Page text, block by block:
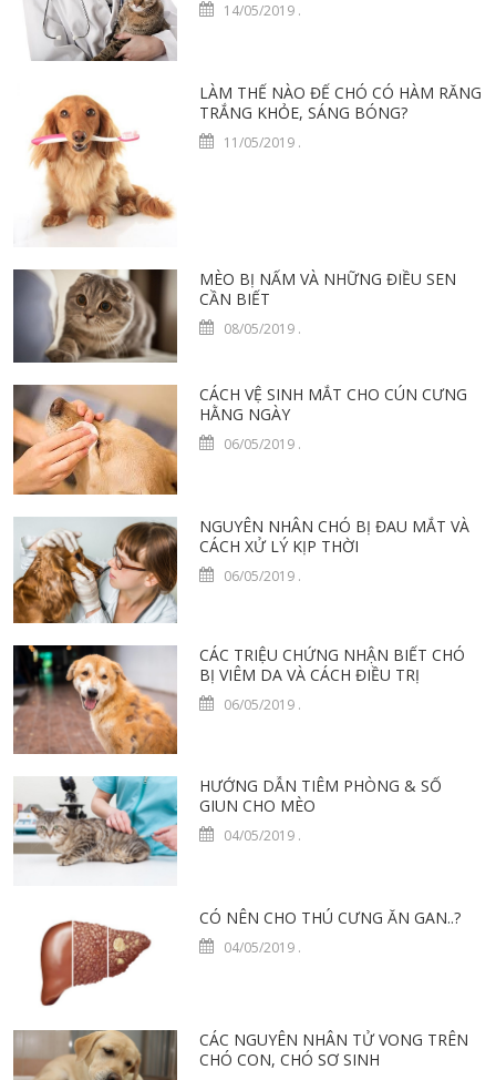
14/05/2019 .
LÀM THẾ NÀO ĐỂ CHÓ CÓ HÀM RĂNG
TRẮNG KHỎE, SÁNG BÓNG?
11/05/2019 .
MÈO BỊ NẤM VÀ NHỮNG ĐIỀU SEN
CẦN BIẾT
08/05/2019 .
CÁCH VỆ SINH MẮT CHO CÚN CƯNG
HẰNG NGÀY
06/05/2019 .
NGUYÊN NHÂN CHÓ BỊ ĐAU MẮT VÀ
CÁCH XỬ LÝ KỊP THỜI
06/05/2019 .
CÁC TRIỆU CHỨNG NHẬN BIẾT CHÓ
BỊ VIÊM DA VÀ CÁCH ĐIỀU TRỊ
06/05/2019 .
HƯỚNG DẪN TIÊM PHÒNG & SỔ
GIUN CHO MÈO
04/05/2019 .
CÓ NÊN CHO THÚ CƯNG ĂN GAN..?
04/05/2019 .
CÁC NGUYÊN NHÂN TỬ VONG TRÊN
CHÓ CON, CHÓ SƠ SINH